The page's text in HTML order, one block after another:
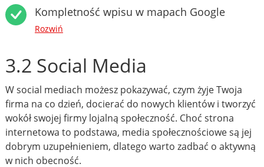
Kompletność wpisu w mapach Google
Rozwiń
3.2 Social Media
W social mediach możesz pokazywać, czym żyje Twoja
firma na co dzień, docierać do nowych klientów i tworzyć
wokół swojej firmy lojalną społeczność. Choć strona
internetowa to podstawa, media społecznościowe są jej
dobrym uzupełnieniem, dlatego warto zadbać o aktywną
w nich obecność.